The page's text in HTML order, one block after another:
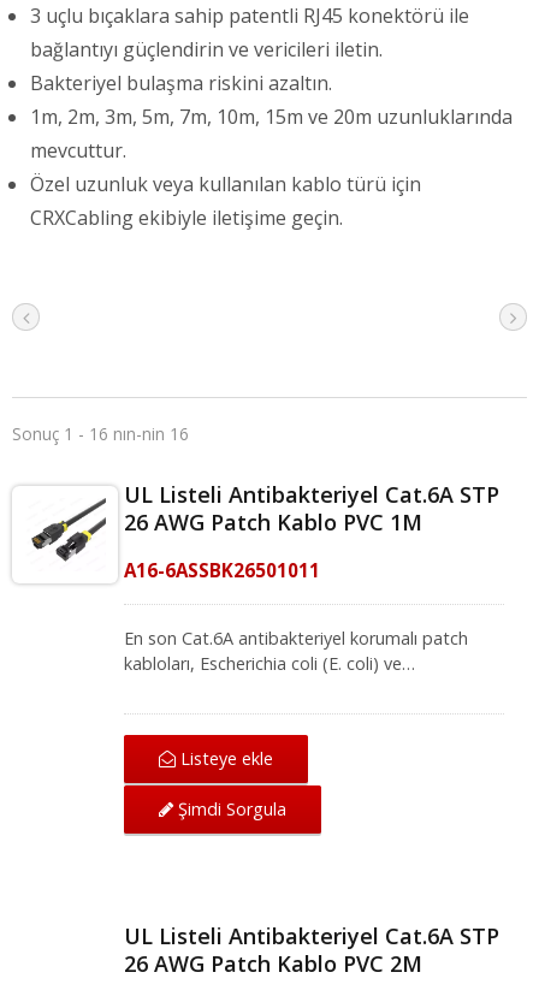
3 uçlu bıçaklara sahip patentli RJ45 konektörü ile
bağlantıyı güçlendirin ve vericileri iletin.
Bakteriyel bulaşma riskini azaltın.
1m, 2m, 3m, 5m, 7m, 10m, 15m ve 20m uzunluklarında
mevcuttur.
Özel uzunluk veya kullanılan kablo türü için
CRXCabling ekibiyle iletişime geçin.
Sonuç 1 - 16 nın-nin 16
UL Listeli Antibakteriyel Cat.6A STP
26 AWG Patch Kablo PVC 1M
A16-6ASSBK26501011
En son Cat.6A antibakteriyel korumalı patch
kabloları, Escherichia coli (E. coli) ve
standardı ile test edilmiştir. Zararlı bakterileri
etkili bir şekilde engeller ve bakteriyel bulaşma
riskini azaltır. Sağlık sistemi (hastane / tıbbi
tesisler), eğitim alanı, restoran ve devlet
kurumlarında (endüstriyel askeri) kullanılması
şiddetle tavsiye edilir. Ağır kablolama
değiştirilebilir kısa renk klipsi tasarımı ile,
tanımlama kolaylığını sağlar ve farklı
Listeye ekle
Şimdi Sorgula
UL Listeli Antibakteriyel Cat.6A STP
26 AWG Patch Kablo PVC 2M